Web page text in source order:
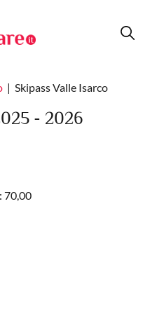
Skipass Valle Isarco
- 2026
70,00